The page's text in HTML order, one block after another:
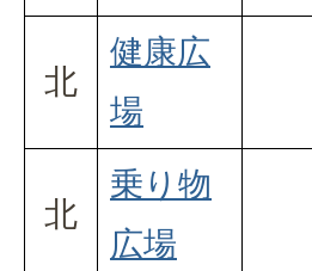
北
健康広
場
北
乗り物
広場